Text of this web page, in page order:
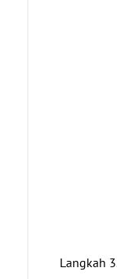
Langkah